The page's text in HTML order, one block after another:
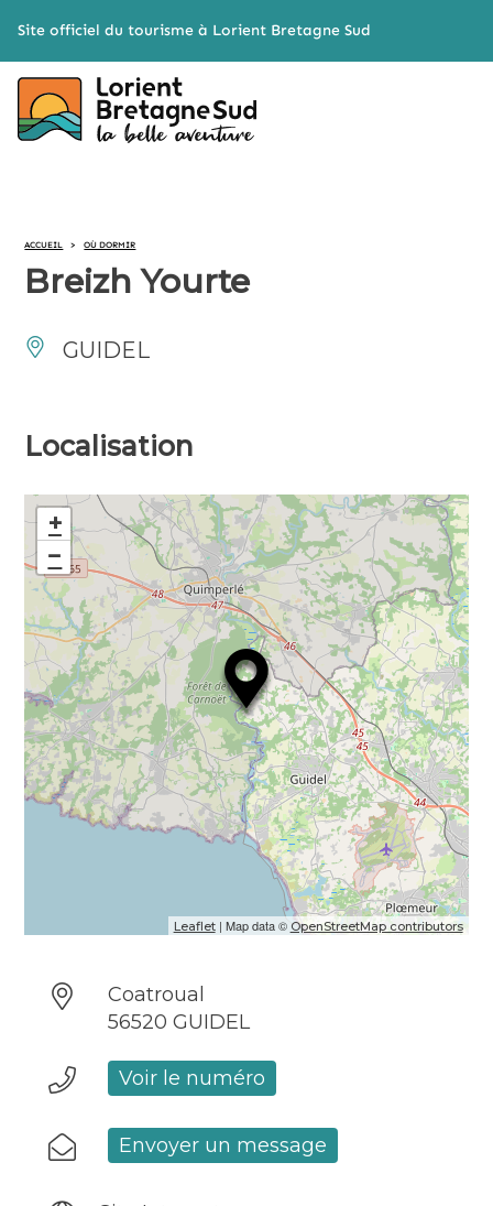
Site officiel du tourisme à Lorient Bretagne Sud
ACCUEIL > OÙ DORMIR
Breizh Yourte
GUIDEL
Localisation
+
−
Leaflet| Map data © OpenStreetMap contributors
Coatroual
56520 GUIDEL
Voir le numéro
Envoyer un message